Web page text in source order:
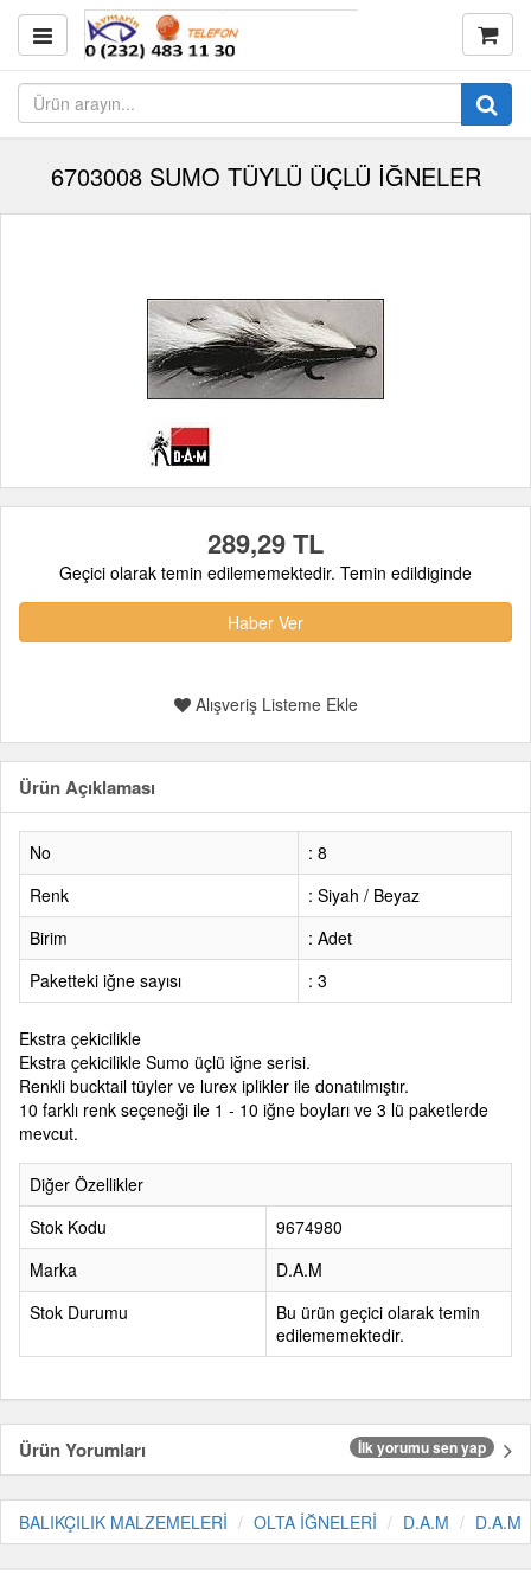
6703008 SUMO TÜYLÜ ÜÇLÜ İĞNELER
289,29 TL
Geçici olarak temin edilememektedir. Temin edildiginde
Haber Ver
Alışveriş Listeme Ekle
Ürün Açıklaması
No
: 8
Renk
: Siyah / Beyaz
Birim
: Adet
Paketteki iğne sayısı
: 3
Ekstra çekicilikle
Ekstra çekicilikle Sumo üçlü iğne serisi.
Renkli bucktail tüyler ve lurex iplikler ile donatılmıştır.
10 farklı renk seçeneği ile 1 - 10 iğne boyları ve 3 lü paketlerde
mevcut.
Diğer Özellikler
Stok Kodu
9674980
Marka
D.A.M
Stok Durumu
Bu ürün geçici olarak temin
edilememektedir.
Ürün Yorumları İlk yorumu sen yap
BALIKÇILIK MALZEMELERİ OLTA İĞNELERİ D.A.M D.A.M